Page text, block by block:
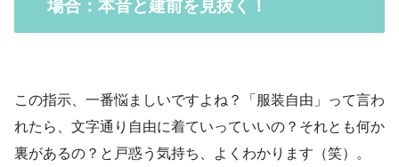
場合：本音と建前を見抜く！
この指示、一番悩ましいですよね？「服装自由」って言わ
れたら、文字通り自由に着ていっていいの？それとも何か
裏があるの？と戸惑う気持ち、よくわかります（笑）。